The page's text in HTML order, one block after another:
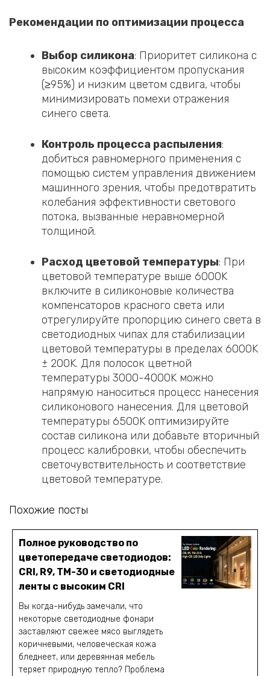
Рекомендации по оптимизации процесса
Выбор силикона: Приоритет силикона с
высоким коэффициентом пропускания
(≥95%) и низким цветом сдвига, чтобы
минимизировать помехи отражения
синего света.
‌Контроль процесса распыления:
добиться равномерного применения с
помощью систем управления движением
машинного зрения, чтобы предотвратить
колебания эффективности светового
потока, вызванные неравномерной
толщиной.
‌Расход цветовой температуры: При
цветовой температуре выше 6000K
включите в силиконовые количества
компенсаторов красного света или
отрегулируйте пропорцию синего света в
светодиодных чипах для стабилизации
цветовой температуры в пределах 6000K
± 200K. Для полосок цветной
температуры 3000-4000K можно
напрямую наноситься процесс нанесения
силиконового нанесения. Для цветовой
температуры 6500K оптимизируйте
состав силикона или добавьте вторичный
процесс калибровки, чтобы обеспечить
светочувствительность и соответствие
цветовой температуре.
Похожие посты
Полное руководство по
цветопередаче светодиодов:
CRI, R9, TM-30 и светодиодные
ленты с высоким CRI
Вы когда-нибудь замечали, что
некоторые светодиодные фонари
заставляют свежее мясо выглядеть
коричневыми, человеческая кожа
бледнеет, или деревянная мебель
теряет природную тепло? Проблема